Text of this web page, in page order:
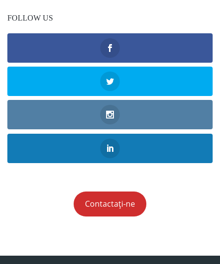
FOLLOW US
Contactați-ne